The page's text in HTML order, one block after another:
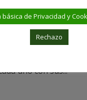
del hogar es una
la personalidad y el
un espacio común
uno con sus...
de Privacidad y
Rechazo